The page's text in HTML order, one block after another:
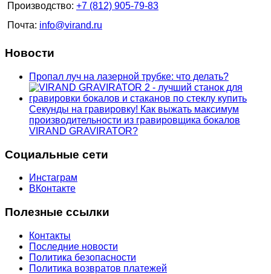
Производство: +7 (812) 905-79-83
Почта: info@virand.ru
Новости
Пропал луч на лазерной трубке: что делать?
Секунды на гравировку! Как выжать максимум
производительности из гравировщика бокалов
VIRAND GRAVIRATOR?
Социальные сети
Инстаграм
ВКонтакте
Полезные ссылки
Контакты
Последние новости
Политика безопасности
Политика возвратов платежей